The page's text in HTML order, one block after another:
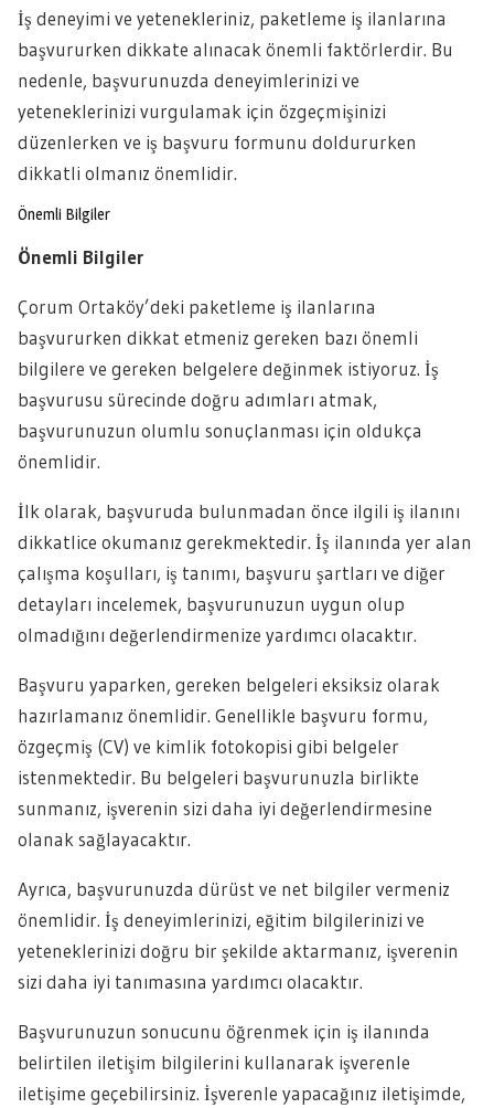
İş deneyimi ve yetenekleriniz, paketleme iş ilanlarına
başvururken dikkate alınacak önemli faktörlerdir. Bu
nedenle, başvurunuzda deneyimlerinizi ve
yeteneklerinizi vurgulamak için özgeçmişinizi
düzenlerken ve iş başvuru formunu doldururken
dikkatli olmanız önemlidir.
Önemli Bilgiler
Önemli Bilgiler
Çorum Ortaköy’deki paketleme iş ilanlarına
başvururken dikkat etmeniz gereken bazı önemli
bilgilere ve gereken belgelere değinmek istiyoruz. İş
başvurusu sürecinde doğru adımları atmak,
başvurunuzun olumlu sonuçlanması için oldukça
önemlidir.
İlk olarak, başvuruda bulunmadan önce ilgili iş ilanını
dikkatlice okumanız gerekmektedir. İş ilanında yer alan
çalışma koşulları, iş tanımı, başvuru şartları ve diğer
detayları incelemek, başvurunuzun uygun olup
olmadığını değerlendirmenize yardımcı olacaktır.
Başvuru yaparken, gereken belgeleri eksiksiz olarak
hazırlamanız önemlidir. Genellikle başvuru formu,
özgeçmiş (CV) ve kimlik fotokopisi gibi belgeler
istenmektedir. Bu belgeleri başvurunuzla birlikte
sunmanız, işverenin sizi daha iyi değerlendirmesine
olanak sağlayacaktır.
Ayrıca, başvurunuzda dürüst ve net bilgiler vermeniz
önemlidir. İş deneyimlerinizi, eğitim bilgilerinizi ve
yeteneklerinizi doğru bir şekilde aktarmanız, işverenin
sizi daha iyi tanımasına yardımcı olacaktır.
Başvurunuzun sonucunu öğrenmek için iş ilanında
belirtilen iletişim bilgilerini kullanarak işverenle
iletişime geçebilirsiniz. İşverenle yapacağınız iletişimde,